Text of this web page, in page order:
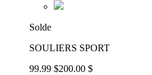
Solde
SOULIERS SPORT
99.99 $200.00 $